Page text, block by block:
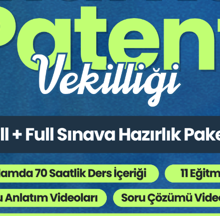
7. OTURUM: İNŞAAT SEKTÖRÜ - 2: